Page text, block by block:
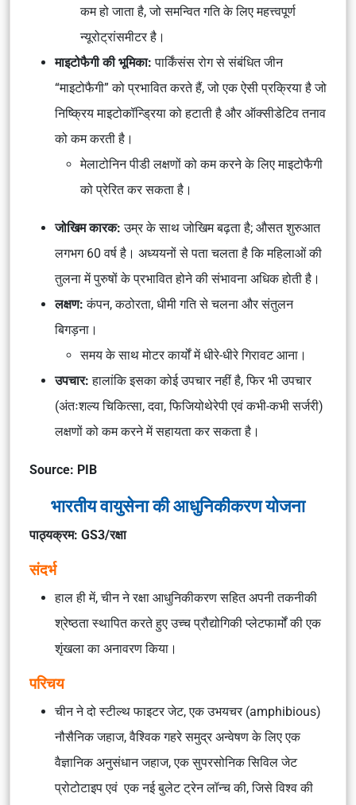
कम हो जाता है, जो समन्वित गति के लिए महत्त्वपूर्ण
न्यूरोट्रांसमीटर है।
माइटोफैगी की भूमिका:पार्किंसंस रोग से संबंधित जीन
“माइटोफैगी” को प्रभावित करते हैं, जो एक ऐसी प्रक्रिया है जो
निष्क्रिय माइटोकॉन्ड्रिया को हटाती है और ऑक्सीडेटिव तनाव
को कम करती है।
मेलाटोनिन पीडी लक्षणों को कम करने के लिए माइटोफैगी
को प्रेरित कर सकता है।
जोखिम कारक:उम्र के साथ जोखिम बढ़ता है; औसत शुरुआत
लगभग 60 वर्ष है। अध्ययनों से पता चलता है कि महिलाओं की
तुलना में पुरुषों के प्रभावित होने की संभावना अधिक होती है।
लक्षण:कंपन, कठोरता, धीमी गति से चलना और संतुलन
बिगड़ना।
समय के साथ मोटर कार्यों में धीरे-धीरे गिरावट आना।
उपचार:हालांकि इसका कोई उपचार नहीं है, फिर भी उपचार
(अंतःशल्य चिकित्सा, दवा, फिजियोथेरेपी एवं कभी-कभी सर्जरी)
लक्षणों को कम करने में सहायता कर सकता है।
Source: PIB
भारतीय वायुसेना की आधुनिकीकरण योजना
पाठ्यक्रम: GS3/रक्षा
संदर्भ
हाल ही में, चीन ने रक्षा आधुनिकीकरण सहित अपनी तकनीकी
श्रेष्ठता स्थापित करते हुए उच्च प्रौद्योगिकी प्लेटफार्मों की एक
शृंखला का अनावरण किया।
परिचय
चीन ने दो स्टील्थ फाइटर जेट, एक उभयचर (amphibious)
नौसैनिक जहाज, वैश्विक गहरे समुद्र अन्वेषण के लिए एक
वैज्ञानिक अनुसंधान जहाज, एक सुपरसोनिक सिविल जेट
प्रोटोटाइप एवं एक नई बुलेट ट्रेन लॉन्च की, जिसे विश्व की